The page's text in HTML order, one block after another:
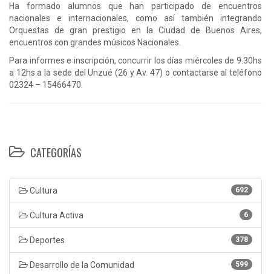
Ha formado alumnos que han participado de encuentros
nacionales e internacionales, como así también integrando
Orquestas de gran prestigio en la Ciudad de Buenos Aires,
encuentros con grandes músicos Nacionales.
Para informes e inscripción, concurrir los días miércoles de 9.30hs
a 12hs a la sede del Unzué (26 y Av. 47) o contactarse al teléfono
02324 – 15466470.
CATEGORÍAS
692
Cultura
6
Cultura Activa
378
Deportes
599
Desarrollo de la Comunidad